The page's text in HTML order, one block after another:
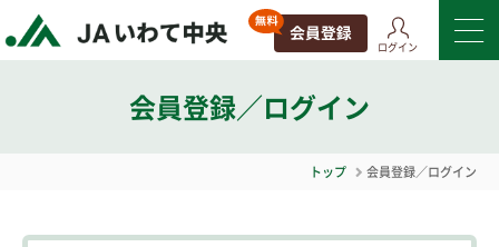
ログイン
会員登録／ログイン
トップ 会員登録／ログイン